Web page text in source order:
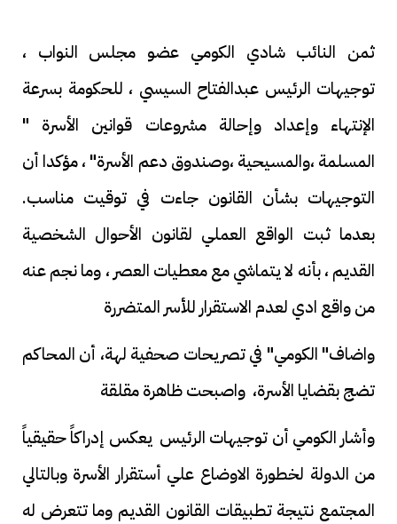
ثمن النائب شادي الكومي عضو مجلس النواب ،
توجيهات الرئيس عبدالفتاح السيسي ، للحكومة بسرعة
الإنتهاء وإعداد وإحالة مشروعات قوانين الأسرة "
المسلمة ،والمسيحية ،وصندوق دعم الأسرة" ، مؤكدا أن
التوجيهات بشأن القانون جاءت في توقيت مناسب.
بعدما ثبت الواقع العملي لقانون الأحوال الشخصية
القديم ، بأنه لا يتماشي مع معطيات العصر ، وما نجم عنه
من واقع ادي لعدم الاستقرار للأسر المتضررة
واضاف" الكومي" في تصريحات صحفية لهة، أن المحاكم
تضج بقضايا الأسرة، واصبحت ظاهرة مقلقة
وأشار الكومي أن توجيهات الرئيس يعكس إدراكاً حقيقياً
من الدولة لخطورة الاوضاع علي أستقرار الأسرة وبالتالي
المجتمع نتيجة تطبيقات القانون القديم وما تتعرض له